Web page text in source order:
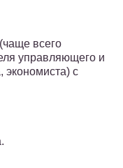
всего
управляющего и
экономиста) с